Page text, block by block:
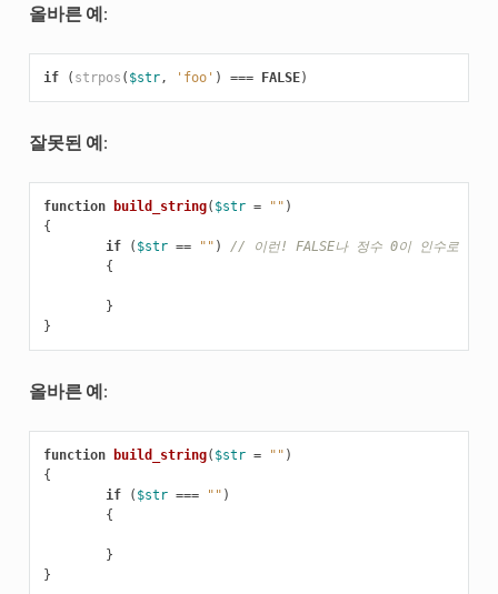
올바른 예:
if ( strpos ( $str, 'foo' ) === FALSE)
잘못된 예:
function build_string( $str = "" )
{
if
( $str == "" )
// 이런! FALSE나 정수 0이 인수로 전달
{
}
}
올바른 예:
function build_string( $str = "" )
{
if
( $str === "" )
{
}
}